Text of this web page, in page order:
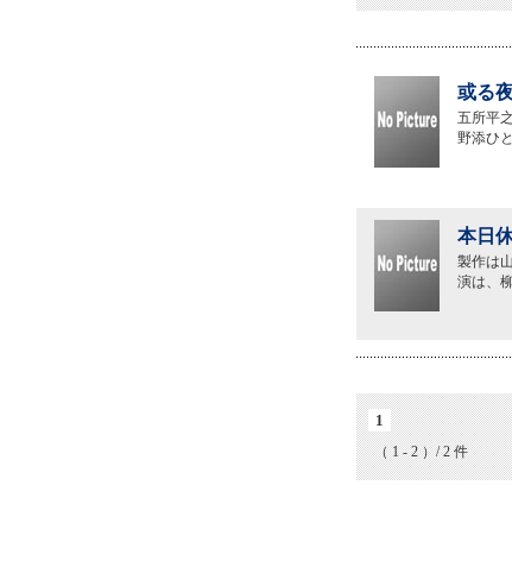
或る
五所平
野添ひ
本日
製作は
演は、
1
（ 1 - 2 ）/ 2 件